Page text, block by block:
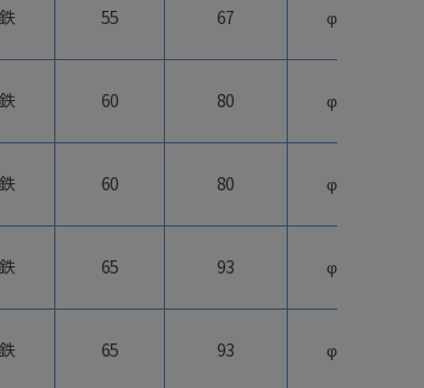
鉄 55 67 φ50
鉄 60 80 φ63
鉄 60 80 φ63
鉄 65 93 φ75
鉄 65 93 φ75